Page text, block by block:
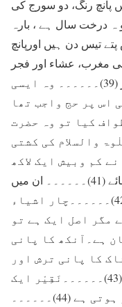
پتے میں پانچ رنگ، دو سورج کی
ہ درخت سال ہے ، بارہ
تیس دن ہیں اورپانچ
مغرب، عشاء اور فجر
،دو روشنی میں یعنی ظہر اور عصر (39)۔۔۔۔۔۔ وہ ایسی
اس پر حج واجب تھا
کیا تو وہ حضرت
والسلام کی کشتی
نے کم وبیش ایک لاکھ
چوبیس ہزار (1,24,000) انبیاء پیدا فرمائے (41)۔۔۔۔۔۔ ان میں
سے تین سو تیرہ (313) رسول ہیں (42)۔۔۔۔۔۔چار اشیاء
مگر اصل ایک ہے تو
ہے۔آنکھ کا پانی
کا پانی ترش اور
کان کا پانی کڑوا ہوتا ہے (43)۔۔۔۔۔۔نَقِیْر ایک
جھلی ہے جو گٹھلی کے اوپر ہوتی ہے (44)۔۔۔۔۔۔